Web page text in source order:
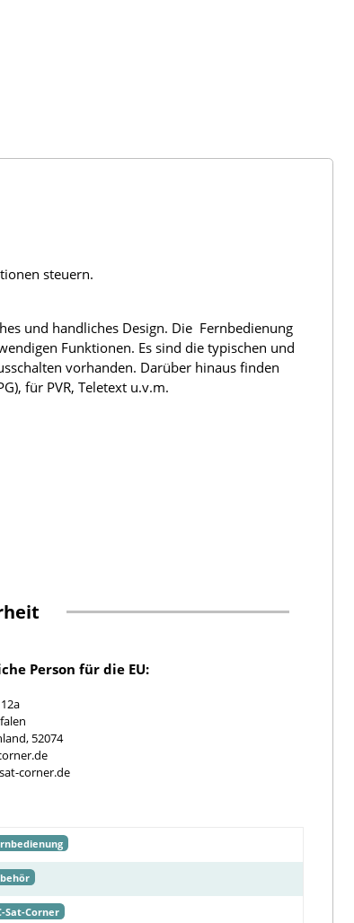
steuern.
und handliches Design. Die Fernbedienung
Funktionen. Es sind die typischen und
vorhanden. Darüber hinaus finden
für PVR, Teletext u.v.m.
Person für die EU:
52074
corner.de
Sat-Corner